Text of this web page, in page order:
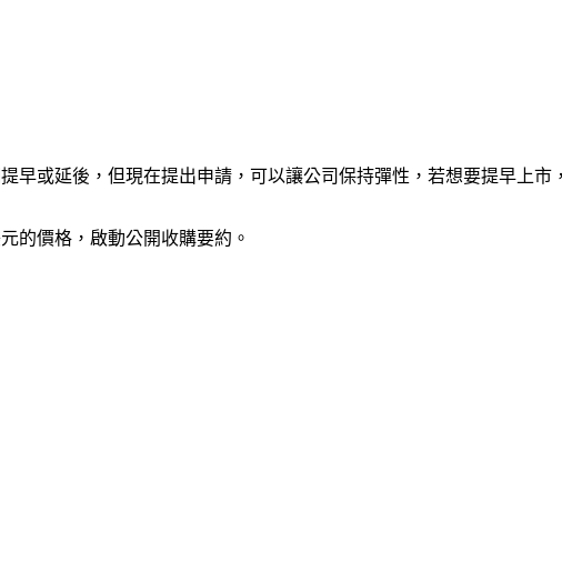
早或延後，但現在提出申請，可以讓公司保持彈性，若想要提早上市
的價格，啟動公開收購要約。